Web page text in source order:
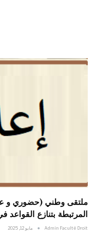
ملتقى وطني (حضوري و
المرتبطة بتنازع
Admin Faculté Droit مايو 12, 2025